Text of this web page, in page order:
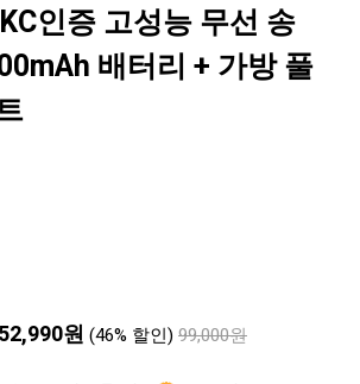
인증 고성능 무선 송
배터리 + 가방 풀
52,990원 (46% 할인) 99,000원